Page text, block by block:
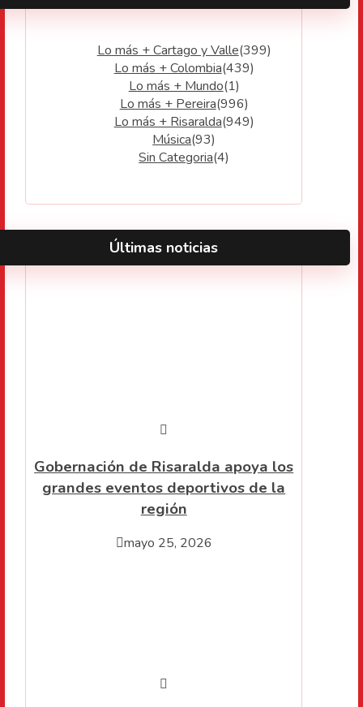
Lo más + Cartago y Valle(399)
Lo más + Colombia(439)
Lo más + Mundo(1)
Lo más + Pereira(996)
Lo más + Risaralda(949)
Música(93)
Sin Categoria(4)
Últimas noticias
Gobernación de Risaralda apoya los
grandes eventos deportivos de la
región
mayo 25, 2026